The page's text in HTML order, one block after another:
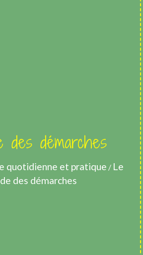
des démarches
quotidienne et pratique / Le
des démarches